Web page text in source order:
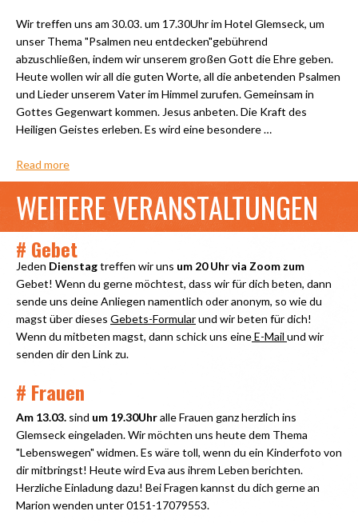
Wir treffen uns am 30.03. um 17.30Uhr im Hotel Glemseck, um
unser Thema "Psalmen neu entdecken"gebührend
abzuschließen, indem wir unserem großen Gott die Ehre geben.
Heute wollen wir all die guten Worte, all die anbetenden Psalmen
und Lieder unserem Vater im Himmel zurufen. Gemeinsam in
Gottes Gegenwart kommen. Jesus anbeten. Die Kraft des
Heiligen Geistes erleben. Es wird eine besondere …
Read more
WEITERE VERANSTALTUNGEN
# Gebet
Jeden Dienstagtreffen wir uns um 20 Uhr via Zoom zum
Gebet! Wenn du gerne möchtest, dass wir für dich beten, dann
sende uns deine Anliegen namentlich oder anonym, so wie du
magst über dieses Gebets-Formularund wir beten für dich!
Wenn du mitbeten magst, dann schick uns eineE-Mail und wir
senden dir den Link zu.
# Frauen
Am 13.03. sind um 19.30Uhralle Frauen ganz herzlich ins
Glemseck eingeladen. Wir möchten uns heute dem Thema
"Lebenswegen" widmen. Es wäre toll, wenn du ein Kinderfoto von
dir mitbringst! Heute wird Eva aus ihrem Leben berichten.
Herzliche Einladung dazu! Bei Fragen kannst du dich gerne an
Marion wenden unter 0151-17079553.